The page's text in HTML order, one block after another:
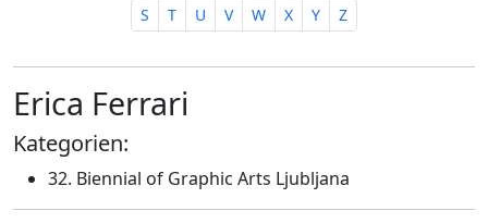
S T U V W X Y Z
Erica Ferrari
Kategorien:
32. Biennial of Graphic Arts Ljubljana